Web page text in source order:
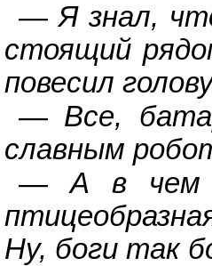
— Я знал,
стоящий
повесил
— Все,
славным
— А в чем
Ну, боги так